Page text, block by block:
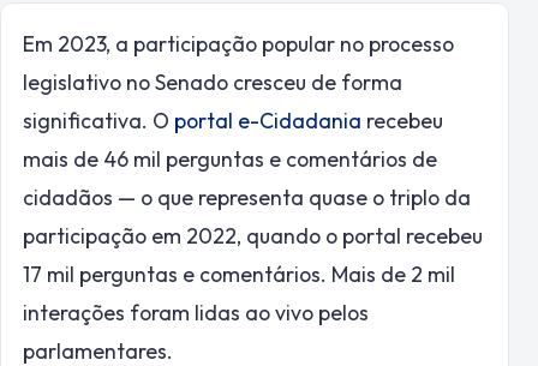
Em 2023, a participação popular no processo
legislativo no Senado cresceu de forma
significativa. O portal e-Cidadania recebeu
mais de 46 mil perguntas e comentários de
cidadãos — o que representa quase o triplo da
participação em 2022, quando o portal recebeu
17 mil perguntas e comentários. Mais de 2 mil
interações foram lidas ao vivo pelos
parlamentares.